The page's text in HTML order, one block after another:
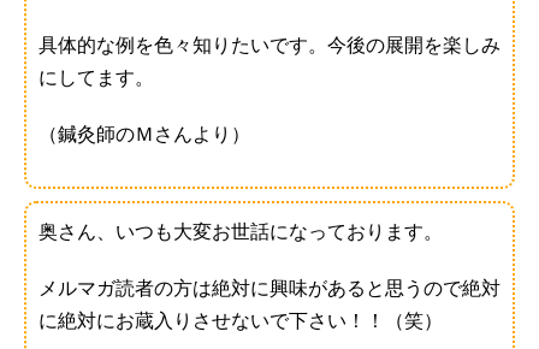
具体的な例を色々知りたいです。今後の展開を楽しみ
にしてます。
（鍼灸師のＭさんより）
奥さん、いつも大変お世話になっております。
メルマガ読者の方は絶対に興味があると思うので絶対
に絶対にお蔵入りさせないで下さい！！（笑）